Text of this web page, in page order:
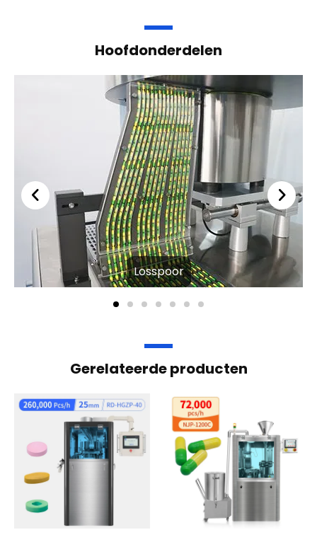
Hoofdonderdelen
Losspoor
Gerelateerde producten